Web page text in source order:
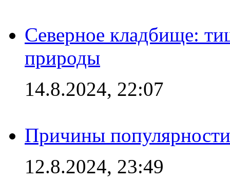
Северное кладбище:
природы
14.8.2024, 22:07
Причины
12.8.2024, 23:49